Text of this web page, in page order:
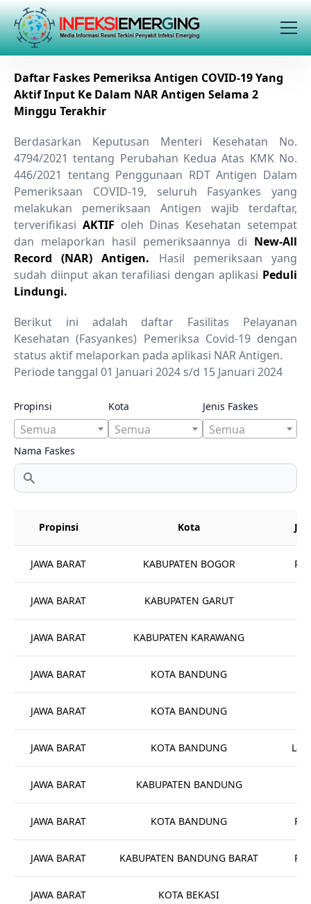
Daftar Faskes Pemeriksa Antigen COVID-19 Yang
Aktif Input Ke Dalam NAR Antigen Selama 2
Minggu Terakhir
Berdasarkan Keputusan Menteri Kesehatan No.
4794/2021 tentang Perubahan Kedua Atas KMK No.
446/2021 tentang Penggunaan RDT Antigen Dalam
Pemeriksaan COVID-19, seluruh Fasyankes yang
melakukan pemeriksaan Antigen wajib terdaftar,
terverifikasi AKTIF oleh Dinas Kesehatan setempat
dan melaporkan hasil pemeriksaannya di New-All
Record (NAR) Antigen. Hasil pemeriksaan yang
sudah diinput akan terafiliasi dengan aplikasi Peduli
Lindungi.
Berikut ini adalah daftar Fasilitas Pelayanan
Kesehatan (Fasyankes) Pemeriksa Covid-19 dengan
status aktif melaporkan pada aplikasi NAR Antigen.
Periode tanggal 01 Januari 2024 s/d 15 Januari 2024
Propinsi
Semua
Kota
Semua
Jenis Faskes
Semua
Nama Faskes
Propinsi Kota
JAWA BARAT KABUPATEN BOGOR
JAWA BARAT KABUPATEN GARUT
JAWA BARAT KABUPATEN KARAWANG
JAWA BARAT KOTA BANDUNG
JAWA BARAT KOTA BANDUNG
JAWA BARAT KOTA BANDUNG
JAWA BARAT KABUPATEN BANDUNG
JAWA BARAT KOTA BANDUNG
JAWA BARAT KABUPATEN BANDUNG BARAT
JAWA BARAT KOTA BEKASI